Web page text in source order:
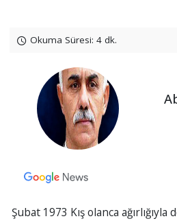
Okuma Süresi: 4 dk.
Şubat 1973 Kış olanca